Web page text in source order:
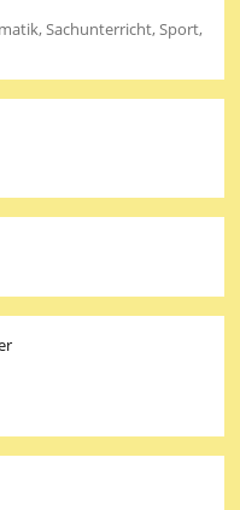
Sachunterricht, Sport,